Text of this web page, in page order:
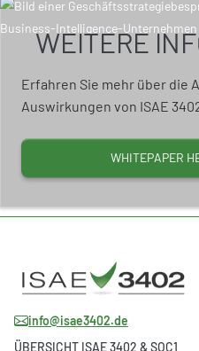
WEITERE
Erfahren Sie mehr über die
Auswirkungen von ISAE
WHITEPAPER
info@isae3402.de
ÜBERSICHT ISAE 3402 & SOC1